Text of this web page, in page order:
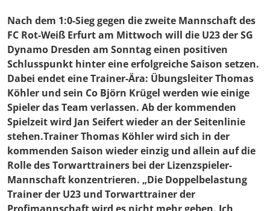
Nach dem 1:0-Sieg gegen die zweite Mannschaft des
FC Rot-Weiß Erfurt am Mittwoch will die U23 der SG
Dynamo Dresden am Sonntag einen positiven
Schlusspunkt hinter eine erfolgreiche Saison setzen.
Dabei endet eine Trainer-Ära: Übungsleiter Thomas
Köhler und sein Co Björn Krügel werden wie einige
Spieler das Team verlassen. Ab der kommenden
Spielzeit wird Jan Seifert wieder an der Seitenlinie
stehen.TrainerThomas Köhlerwird sich in der
kommenden Saison wieder einzig und allein auf die
Rolle des Torwarttrainers bei der Lizenzspieler-
Mannschaft konzentrieren. „Die Doppelbelastung
Trainer der U23 und Torwarttrainer der